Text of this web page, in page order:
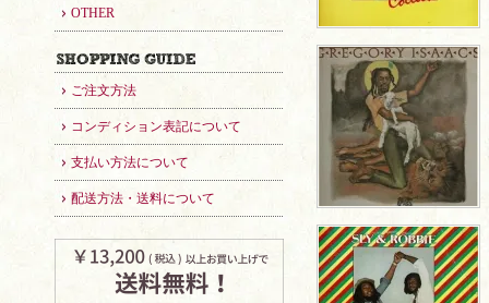
OTHER
ご注文方法
コンディション表記について
支払い方法について
配送方法・送料について